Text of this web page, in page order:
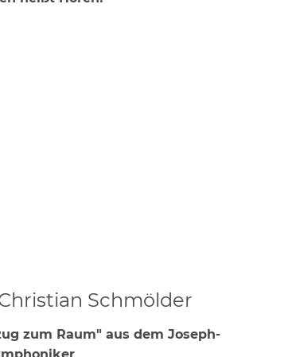
Schmölder
zum Raum" aus dem Joseph-